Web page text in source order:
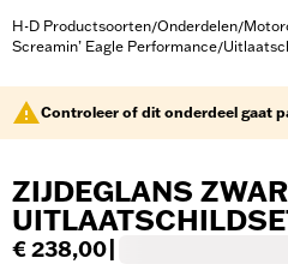
H-D Productsoorten/Onderdelen/
Screamin’ Eagle Performance/
Controleer of dit onderdeel gaat
ZIJDEGLANS
€ 238,00